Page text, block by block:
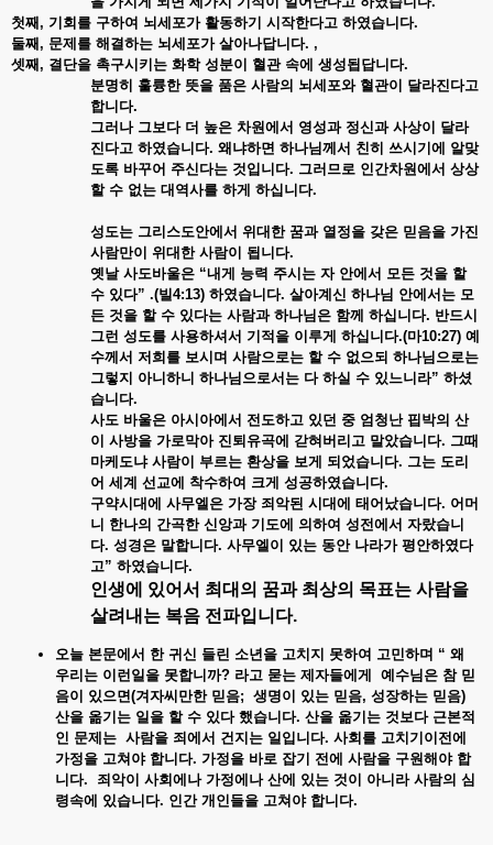
첫째, 기회를 구하여 뇌세포가 활동하기 시작한다고 하였습니다.
둘째, 문제를 해결하는 뇌세포가 살아나답니다. ,
셋째, 결단을 촉구시키는 화학 성분이 혈관 속에 생성됩답니다.
분명히 훌륭한 뜻을 품은 사람의 뇌세포와 혈관이 달라진다고
합니다.
그러나 그보다 더 높은 차원에서 영성과 정신과 사상이 달라
진다고 하였습니다. 왜냐하면 하나님께서 친히 쓰시기에 알맞
도록 바꾸어 주신다는 것입니다. 그러므로 인간차원에서 상상
할 수 없는 대역사를 하게 하십니다.
성도는 그리스도안에서 위대한 꿈과 열정을 갖은 믿음을 가진
사람만이 위대한 사람이 됩니다.
옛날 사도바울은 “내게 능력 주시는 자 안에서 모든 것을 할
수 있다” .(빌4:13) 하였습니다. 살아계신 하나님 안에서는 모
든 것을 할 수 있다는 사람과 하나님은 함께 하십니다. 반드시
그런 성도를 사용하셔서 기적을 이루게 하십니다.(마10:27) 예
수께서 저희를 보시며 사람으로는 할 수 없으되 하나님으로는
그렇지 아니하니 하나님으로서는 다 하실 수 있느니라” 하셨
습니다.
사도 바울은 아시아에서 전도하고 있던 중 엄청난 핍박의 산
이 사방을 가로막아 진퇴유곡에 갇혀버리고 말았습니다. 그때
마케도냐 사람이 부르는 환상을 보게 되었습니다. 그는 도리
어 세계 선교에 착수하여 크게 성공하였습니다.
구약시대에 사무엘은 가장 죄악된 시대에 태어났습니다. 어머
니 한나의 간곡한 신앙과 기도에 의하여 성전에서 자랐습니
다. 성경은 말합니다. 사무엘이 있는 동안 나라가 평안하였다
고” 하였습니다.
인생에 있어서 최대의 꿈과 최상의 목표는 사람을
살려내는 복음 전파입니다.
오늘 본문에서 한 귀신 들린 소년을 고치지 못하여 고민하며 “ 왜
우리는 이런일을 못합니까? 라고 묻는 제자들에게 예수님은 참 믿
음이 있으면(겨자씨만한 믿음; 생명이 있는 믿음, 성장하는 믿음)
산을 옮기는 일을 할 수 있다 했습니다. 산을 옮기는 것보다 근본적
인 문제는 사람을 죄에서 건지는 일입니다. 사회를 고치기이전에
가정을 고쳐야 합니다. 가정을 바로 잡기 전에 사람을 구원해야 합
니다. 죄악이 사회에나 가정에나 산에 있는 것이 아니라 사람의 심
령속에 있습니다. 인간 개인들을 고쳐야 합니다.